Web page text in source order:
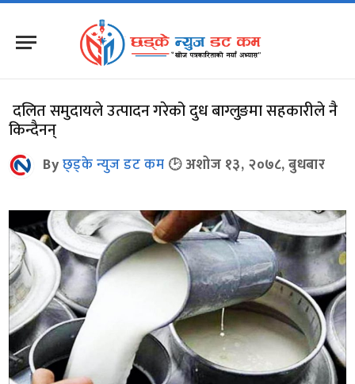
दलित समुदायले उत्पादन गरेको दुध बाग्लुङमा सहकारीले नै
किन्दैनन्
Byछ्ड्के न्युज डट कम अशोज १३, २०७८, बुधबार